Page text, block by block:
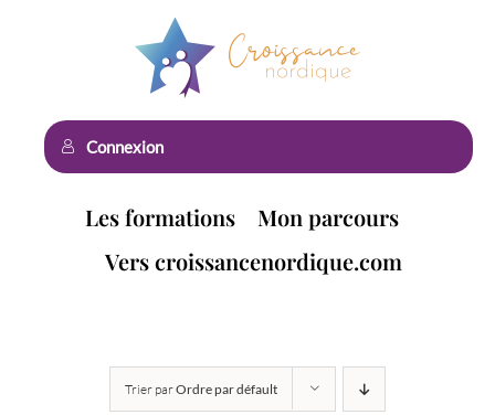
Les formations
Mon parcours
Vers croissancenordique.com
Connexion
Trier parOrdre par défault